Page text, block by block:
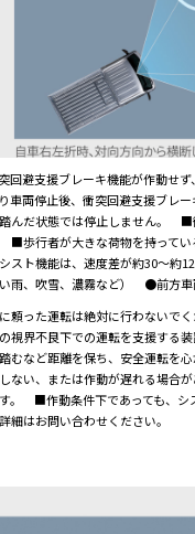
回避支援ブレーキ機能が作動せ
両停止後、衝突回避支援ブレー
んだ状態では停止しません。 ■
歩行者が大きな荷物を持って
スト機能は、速度差が約30～
雨、吹雪、濃霧など） ●前方
った運転は絶対に行わないでく
視界不良下での運転を支援する
むなど距離を保ち、安全運転を
ない、または作動が遅れる場合
。 ■作動条件下であっても、
はお問い合わせください。